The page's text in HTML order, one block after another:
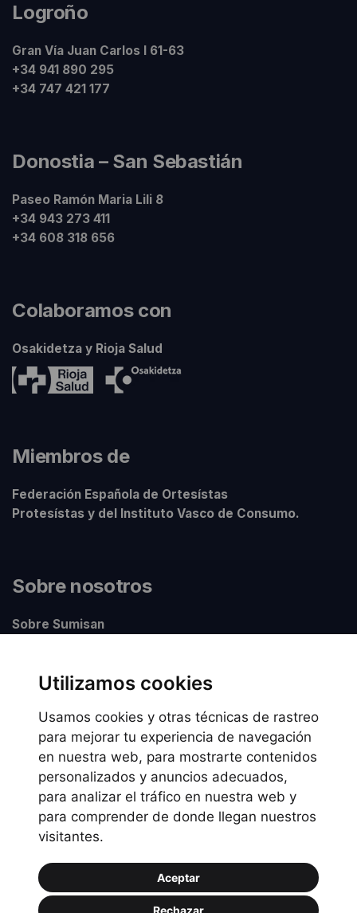
Utilizamos cookies
Usamos cookies y otras técnicas de rastreo
para mejorar tu experiencia de navegación
en nuestra web, para mostrarte contenidos
personalizados y anuncios adecuados,
para analizar el tráfico en nuestra web y
para comprender de donde llegan nuestros
visitantes.
Aceptar
Rechazar
Logroño
Gran Vía Juan Carlos I 61-63
+34 941 890 295
+34 747 421 177
Donostia – San Sebastián
Paseo Ramón Maria Lili 8
+34 943 273 411
+34 608 318 656
Colaboramos con
Osakidetza y Rioja Salud
Miembros de
Federación Española de Ortesístas
Protesístas y del Instituto Vasco de Consumo.
Sobre nosotros
Sobre Sumisan
Información legal
Preguntas frecuentes
Política de Cookies
Política de privacidad
Política de uso